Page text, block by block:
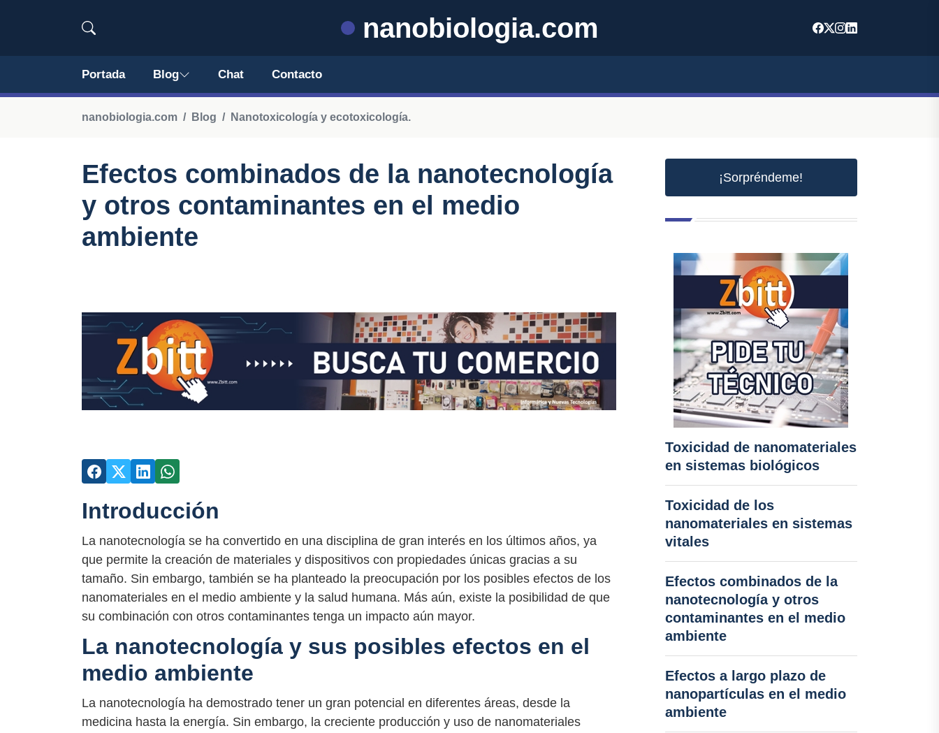
nanobiologia.com
Portada Blog Chat Contacto
nanobiologia.com Blog Nanotoxicología y ecotoxicología.
Efectos combinados de la nanotecnología
y otros contaminantes en el medio
ambiente
Introducción
La nanotecnología se ha convertido en una disciplina de gran interés en los últimos años, ya
que permite la creación de materiales y dispositivos con propiedades únicas gracias a su
tamaño. Sin embargo, también se ha planteado la preocupación por los posibles efectos de los
nanomateriales en el medio ambiente y la salud humana. Más aún, existe la posibilidad de que
su combinación con otros contaminantes tenga un impacto aún mayor.
La nanotecnología y sus posibles efectos en el
medio ambiente
La nanotecnología ha demostrado tener un gran potencial en diferentes áreas, desde la
medicina hasta la energía. Sin embargo, la creciente producción y uso de nanomateriales
¡Sorpréndeme!
Toxicidad de nanomateriales
en sistemas biológicos
Toxicidad de los
nanomateriales en sistemas
vitales
Efectos combinados de la
nanotecnología y otros
contaminantes en el medio
ambiente
Efectos a largo plazo de
nanopartículas en el medio
ambiente